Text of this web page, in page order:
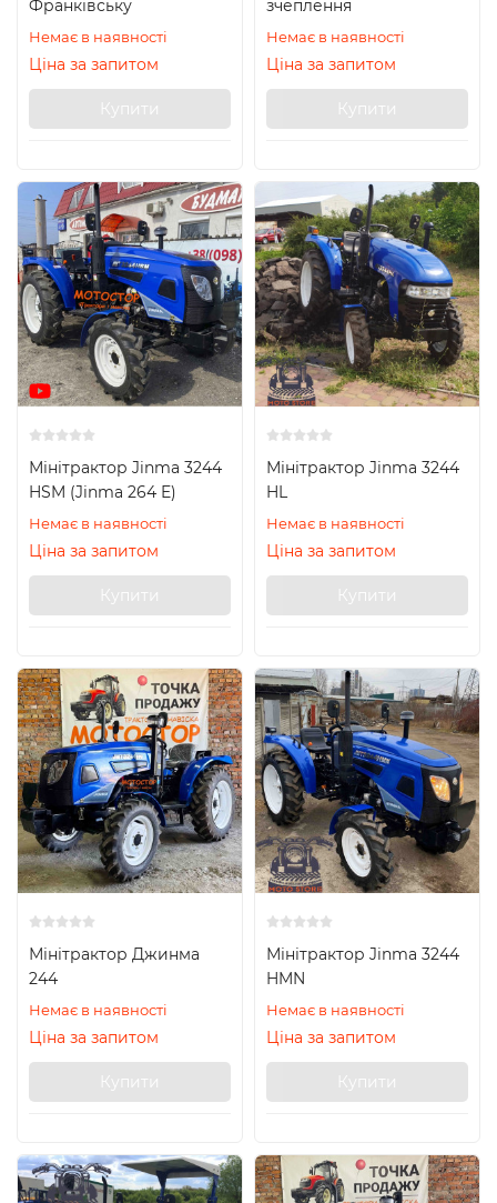
Франківську
Немає в наявності
Ціна за запитом
Купити
зчеплення
Немає в наявності
Ціна за запитом
Купити
Мінітрактор Jinma 3244
HSM (Jinma 264 E)
Немає в наявності
Ціна за запитом
Купити
Мінітрактор Jinma 3244
HL
Немає в наявності
Ціна за запитом
Купити
Мінітрактор Джинма
244
Немає в наявності
Ціна за запитом
Купити
Мінітрактор Jinma 3244
HMN
Немає в наявності
Ціна за запитом
Купити